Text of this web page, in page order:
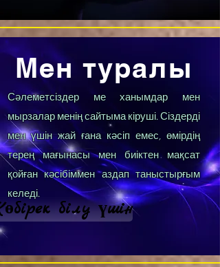
Мен туралы
Сәлеметсіздер ме ханымдар мен
мырзалар менің сайтыма кіруші. Сіздерді
мен үшін жай ғана кәсіп емес, өмірдің
терең мағынасы мен биіктен мақсат
қойған кәсібіммен аздап таныстырғым
келеді.
білу үшін